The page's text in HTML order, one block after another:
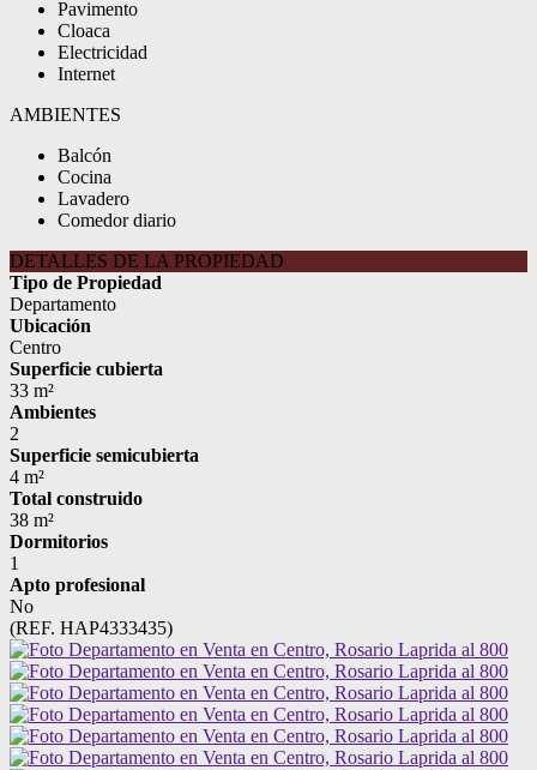
Pavimento
Cloaca
Electricidad
Internet
AMBIENTES
Balcón
Cocina
Lavadero
Comedor diario
DETALLES DE LA PROPIEDAD
Tipo de Propiedad
Departamento
Ubicación
Centro
Superficie cubierta
33 m²
Ambientes
2
Superficie semicubierta
4 m²
Total construido
38 m²
Dormitorios
1
Apto profesional
No
(REF. HAP4333435)